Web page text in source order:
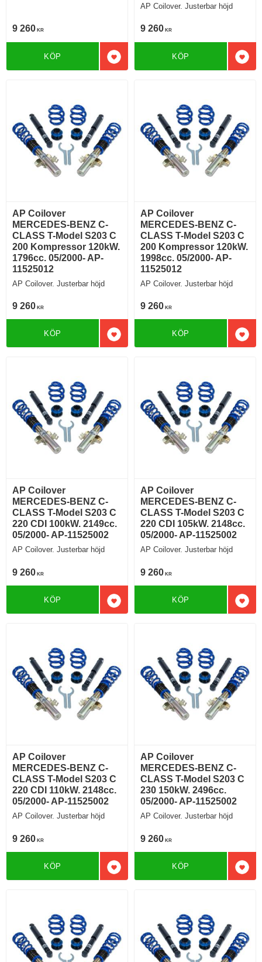
9 260 KR
Lägg till i favoriter
KÖP
AP Coilover. Justerbar höjd
9 260 KR
KÖP
AP Coilover
MERCEDES-BENZ C-
CLASS T-Model S203 C
200 Kompressor 120kW.
1796cc. 05/2000- AP-
11525012
AP Coilover. Justerbar höjd
9 260 KR
Lägg till i favoriter
KÖP
AP Coilover
MERCEDES-BENZ C-
CLASS T-Model S203 C
200 Kompressor 120kW.
1998cc. 05/2000- AP-
11525012
AP Coilover. Justerbar höjd
9 260 KR
KÖP
AP Coilover
MERCEDES-BENZ C-
CLASS T-Model S203 C
220 CDI 100kW. 2149cc.
05/2000- AP-11525002
AP Coilover. Justerbar höjd
9 260 KR
Lägg till i favoriter
KÖP
AP Coilover
MERCEDES-BENZ C-
CLASS T-Model S203 C
220 CDI 105kW. 2148cc.
05/2000- AP-11525002
AP Coilover. Justerbar höjd
9 260 KR
KÖP
AP Coilover
MERCEDES-BENZ C-
CLASS T-Model S203 C
220 CDI 110kW. 2148cc.
05/2000- AP-11525002
AP Coilover. Justerbar höjd
9 260 KR
Lägg till i favoriter
KÖP
AP Coilover
MERCEDES-BENZ C-
CLASS T-Model S203 C
230 150kW. 2496cc.
05/2000- AP-11525002
AP Coilover. Justerbar höjd
9 260 KR
KÖP